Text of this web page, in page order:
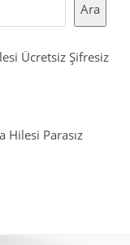
Ara
Ücretsiz Şifresiz
Hilesi Parasız